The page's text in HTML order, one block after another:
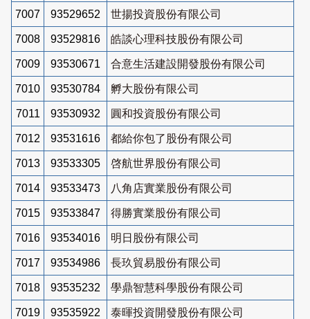
7007 93529652 世揚投資股份有限公司
7008 93529816 皓談心理科技股份有限公司
7009 93530671 合意生活建設開發股份有限公司
7010 93530784 孵大股份有限公司
7011 93530932 圓和投資股份有限公司
7012 93531616 都給你包了股份有限公司
7013 93533305 啓航世界股份有限公司
7014 93533473 八角店實業股份有限公司
7015 93533847 得勝實業股份有限公司
7016 93534016 明日股份有限公司
7017 93534986 長玖貿易股份有限公司
7018 93535232 學鼎智慧科學股份有限公司
7019 93535922 泰暉投資開發股份有限公司